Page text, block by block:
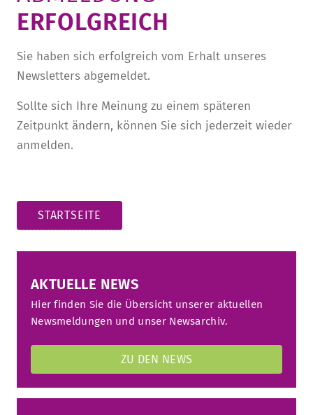
STURA
STUDIERENDENPORTAL
LADENCAFÉ
KITA
REGION UND FREIZEIT
HISTORIE
LEITUNG & MITARBEITENDE
FRIEDENSAU-MEDIA
ALUMNI
PRESSE­INFORMATIONEN
BLOG
MEDIATHEK
KARRIERE
ERFOLGREICH
Sie haben sich erfolgreich vom Erhalt unseres
Newsletters abgemeldet.
Sollte sich Ihre Meinung zu einem späteren
Zeitpunkt ändern, können Sie sich jederzeit wieder
anmelden.
STARTSEITE
AKTUELLE NEWS
Hier finden Sie die Übersicht unserer aktuellen
Newsmeldungen und unser Newsarchiv.
ZU DEN NEWS